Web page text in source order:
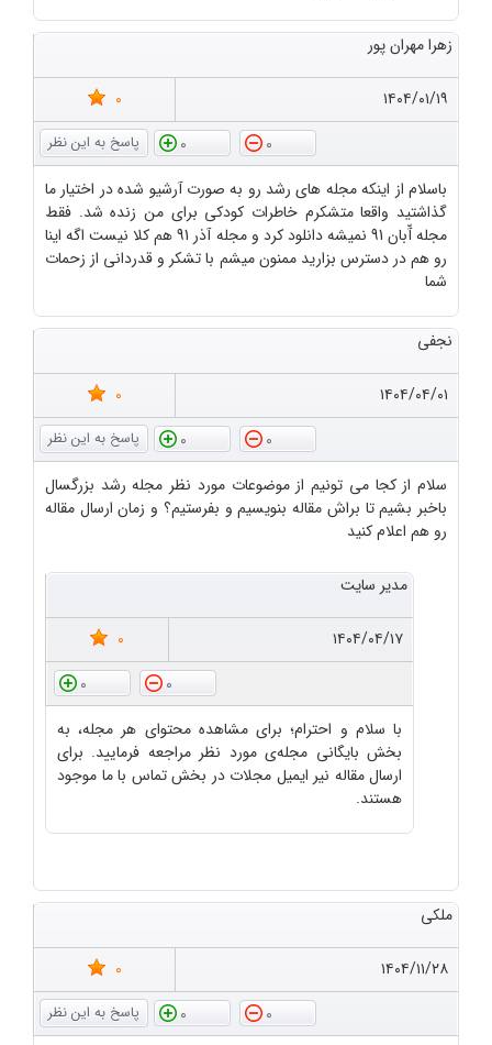
زهرا مهران پور
۱۴۰۴/۰۱/۱۹
0
0
0
باسلام از اینکه مجله های رشد رو به صورت آرشیو شده در اختیار ما
گذاشتید واقعا متشکرم خاطرات کودکی برای من زنده شد. فقط
مجله آّبان 91 نمیشه دانلود کرد و مجله آذر 91 هم کلا نیست اگه اینا
رو هم در دسترس بزارید ممنون میشم با تشکر و قدردانی از زحمات
شما
نجفی
۱۴۰۴/۰۴/۰۱
0
0
0
سلام از کجا می تونیم از موضوعات مورد نظر مجله رشد بزرگسال
باخبر بشیم تا براش مقاله بنویسیم و بفرستیم؟ و زمان ارسال مقاله
رو هم اعلام کنید
مدیر سایت
۱۴۰۴/۰۴/۱۷
0
0
0
با سلام و احترام؛ برای مشاهده محتوای هر مجله، به
بخش بایگانی مجله‌ی مورد نظر مراجعه فرمایید. برای
ارسال مقاله نیر ایمیل مجلات در بخش تماس با ما موجود
هستند.
ملکی
۱۴۰۴/۱۱/۲۸
0
0
0